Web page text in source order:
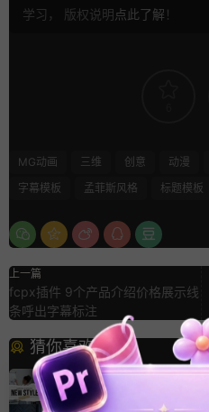
学习， 版权说明点此了解 ！
MG动画 三维 创意 动漫
字幕模板
孟菲斯风格 标题模板
上一篇
fcpx插件 9个产品介绍价格展示线
条呼出字幕标注
猜你喜欢